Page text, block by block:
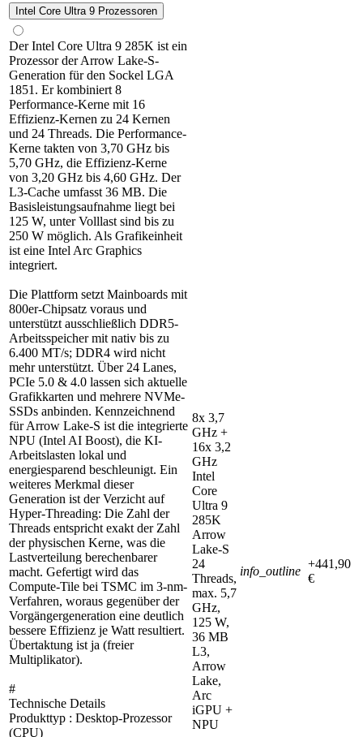
Intel Core Ultra 9 Prozessoren
Der Intel Core Ultra 9 285K ist ein
Prozessor der Arrow Lake-S-
Generation für den Sockel LGA
1851. Er kombiniert 8
Performance-Kerne mit 16
Effizienz-Kernen zu 24 Kernen
und 24 Threads. Die Performance-
Kerne takten von 3,70 GHz bis
5,70 GHz, die Effizienz-Kerne
von 3,20 GHz bis 4,60 GHz. Der
L3-Cache umfasst 36 MB. Die
Basisleistungsaufnahme liegt bei
125 W, unter Volllast sind bis zu
250 W möglich. Als Grafikeinheit
ist eine Intel Arc Graphics
integriert.
Die Plattform setzt Mainboards mit
800er-Chipsatz voraus und
unterstützt ausschließlich DDR5-
Arbeitsspeicher mit nativ bis zu
6.400 MT/s; DDR4 wird nicht
mehr unterstützt. Über 24 Lanes,
PCIe 5.0 & 4.0 lassen sich aktuelle
Grafikkarten und mehrere NVMe-
SSDs anbinden. Kennzeichnend
für Arrow Lake-S ist die integrierte
NPU (Intel AI Boost), die KI-
Arbeitslasten lokal und
energiesparend beschleunigt. Ein
weiteres Merkmal dieser
Generation ist der Verzicht auf
Hyper-Threading: Die Zahl der
Threads entspricht exakt der Zahl
der physischen Kerne, was die
Lastverteilung berechenbarer
macht. Gefertigt wird das
Compute-Tile bei TSMC im 3-nm-
Verfahren, woraus gegenüber der
Vorgängergeneration eine deutlich
bessere Effizienz je Watt resultiert.
Übertaktung ist ja (freier
Multiplikator).
#
Technische Details
Produkttyp : Desktop-Prozessor
(CPU)
8x 3,7
GHz +
16x 3,2
GHz
Intel
Core
Ultra 9
285K
Arrow
Lake-S
24
Threads,
max. 5,7
GHz,
125 W,
36 MB
L3,
Arrow
Lake,
Arc
iGPU +
NPU
info_outline
+441,90
€